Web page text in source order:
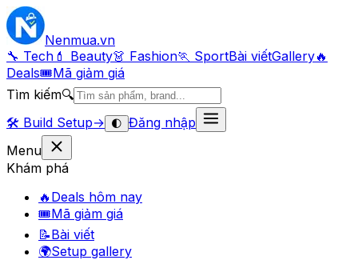
Nenmua.vn
🔧 Tech 💄 Beauty👗 Fashion🏃 SportBài viếtGallery🔥
Deals🎟Mã giảm giá
Tìm kiếm🔍
🛠️ Build Setup→ 🌓 Đăng nhập
Menu
Khám phá
🔥 Deals hôm nay
🎟Mã giảm giá
📝Bài viết
🌍Setup gallery